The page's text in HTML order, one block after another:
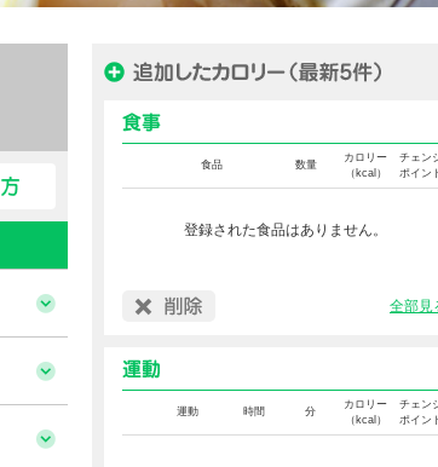
食品 数量
カロリー
（kcal）
チェン
ポイン
登録された食品はありません。
全部見
運動 時間 分
カロリー
（kcal）
チェン
ポイン